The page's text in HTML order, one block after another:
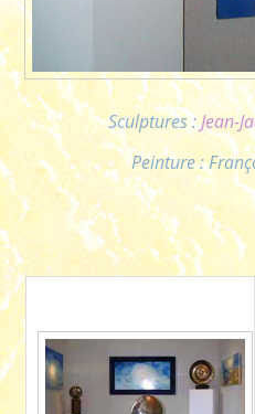
Sculptures :Jean-
Peinture :